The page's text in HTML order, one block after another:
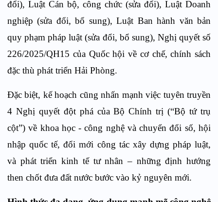
đổi), Luật Cán bộ, công chức (sửa đổi), Luật Doanh
nghiệp (sửa đổi, bổ sung), Luật Ban hành văn bản
quy phạm pháp luật (sửa đổi, bổ sung), Nghị quyết số
226/2025/QH15 của Quốc hội về cơ chế, chính sách
đặc thù phát triển Hải Phòng.
Đặc biệt, kế hoạch cũng nhấn mạnh việc tuyên truyền
4 Nghị quyết đột phá của Bộ Chính trị (“Bộ tứ trụ
cột”) về khoa học - công nghệ và chuyển đổi số, hội
nhập quốc tế, đổi mới công tác xây dựng pháp luật,
và phát triển kinh tế tư nhân – những định hướng
then chốt đưa đất nước bước vào kỷ nguyên mới.